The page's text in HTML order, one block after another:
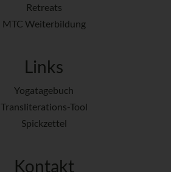
Retreats
MTC Weiterbildung
Links
Yogatagebuch
Transliterations-Tool
Spickzettel
Kontakt